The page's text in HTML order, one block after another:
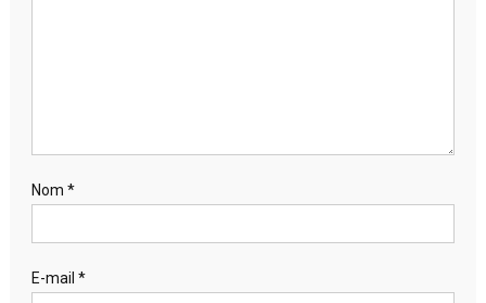
Nom *
E-mail *